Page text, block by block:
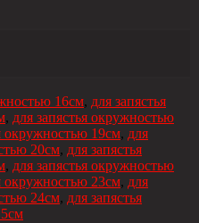
16см, для запястья
, для запястья окружностью
окружностью 19см, для
20см, для запястья
, для запястья окружностью
окружностью 23см, для
24см, для запястья